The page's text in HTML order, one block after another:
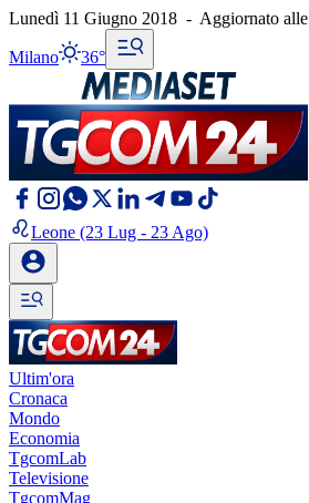
Lunedì 11 Giugno 2018 - Aggiornato alle
Milano 36°
Leone (23 Lug - 23 Ago)
Ultim'ora
Cronaca
Mondo
Economia
TgcomLab
Televisione
TgcomMag